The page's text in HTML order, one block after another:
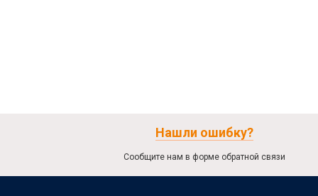
Нашли ошибку?
Сообщите нам в форме обратной связи